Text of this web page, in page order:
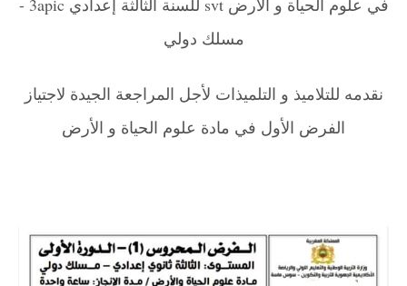
مسلك دولي
نقدمه للتلاميذ و التلميذات لأجل المراجعة الجيدة لاجتياز
الفرض الأول في مادة علوم الحياة و الأرض